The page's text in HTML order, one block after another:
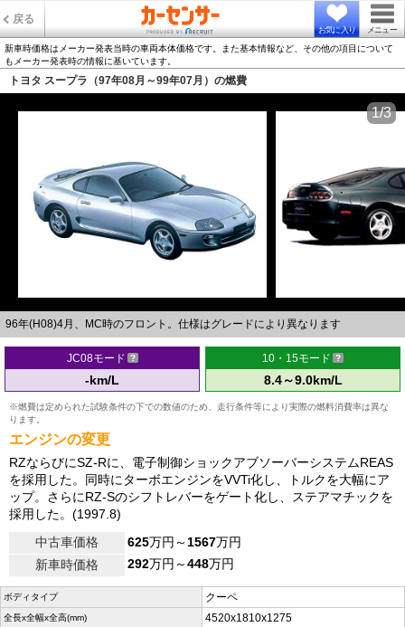
戻る
お気に入り メニュー
新車時価格はメーカー発表当時の車両本体価格です。また基本情報など、その他の項目について
もメーカー発表時の情報に基いています。
トヨタ スープラ（97年08月～99年07月）の燃費
96年(H08)4月、MC時のフロント。仕様はグレードにより異なります
1/3
JC08モード
-km/L
10・15モード
8.4～9.0km/L
※燃費は定められた試験条件の下での数値のため、走行条件等により実際の燃料消費率は異な
ります。
エンジンの変更
RZならびにSZ-Rに、電子制御ショックアブソーバーシステムREAS
を採用した。同時にターボエンジンをVVTi化し、トルクを大幅にア
ップ。さらにRZ-Sのシフトレバーをゲート化し、ステアマチックを
採用した。(1997.8)
中古車価格
625万円～1567万円
新車時価格
292万円～448万円
ボディタイプ クーペ
全長x全幅x全高(mm) 4520x1810x1275